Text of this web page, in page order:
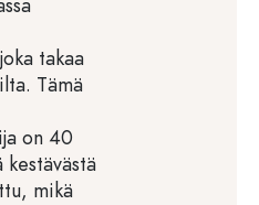
takaa
Tämä
on 40
kestävästä
mikä